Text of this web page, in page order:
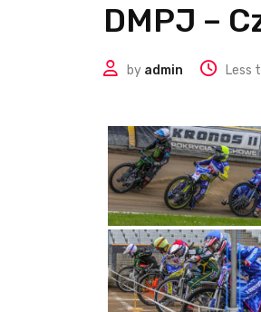
DMPJ –
by admin Less